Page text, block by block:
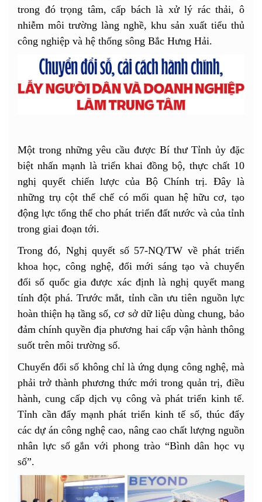
trong đó trọng tâm, cấp bách là xử lý rác thải, ô
nhiễm môi trường làng nghề, khu sản xuất tiểu thủ
công nghiệp và hệ thống sông Bắc Hưng Hải.
Một trong những yêu cầu được Bí thư Tỉnh ủy đặc
biệt nhấn mạnh là triển khai đồng bộ, thực chất 10
nghị quyết chiến lược của Bộ Chính trị. Đây là
những trụ cột thể chế có mối quan hệ hữu cơ, tạo
động lực tổng thể cho phát triển đất nước và của tỉnh
trong giai đoạn tới.
Trong đó, Nghị quyết số 57-NQ/TW về phát triển
khoa học, công nghệ, đổi mới sáng tạo và chuyển
đổi số quốc gia được xác định là nghị quyết mang
tính đột phá. Trước mắt, tỉnh cần ưu tiên nguồn lực
hoàn thiện hạ tầng số, cơ sở dữ liệu dùng chung, bảo
đảm chính quyền địa phương hai cấp vận hành thông
suốt trên môi trường số.
Chuyển đổi số không chỉ là ứng dụng công nghệ, mà
phải trở thành phương thức mới trong quản trị, điều
hành, cung cấp dịch vụ công và phát triển kinh tế.
Tỉnh cần đẩy mạnh phát triển kinh tế số, thúc đẩy
các dự án công nghệ cao, nâng cao chất lượng nguồn
nhân lực số gắn với phong trào “Bình dân học vụ
số”.